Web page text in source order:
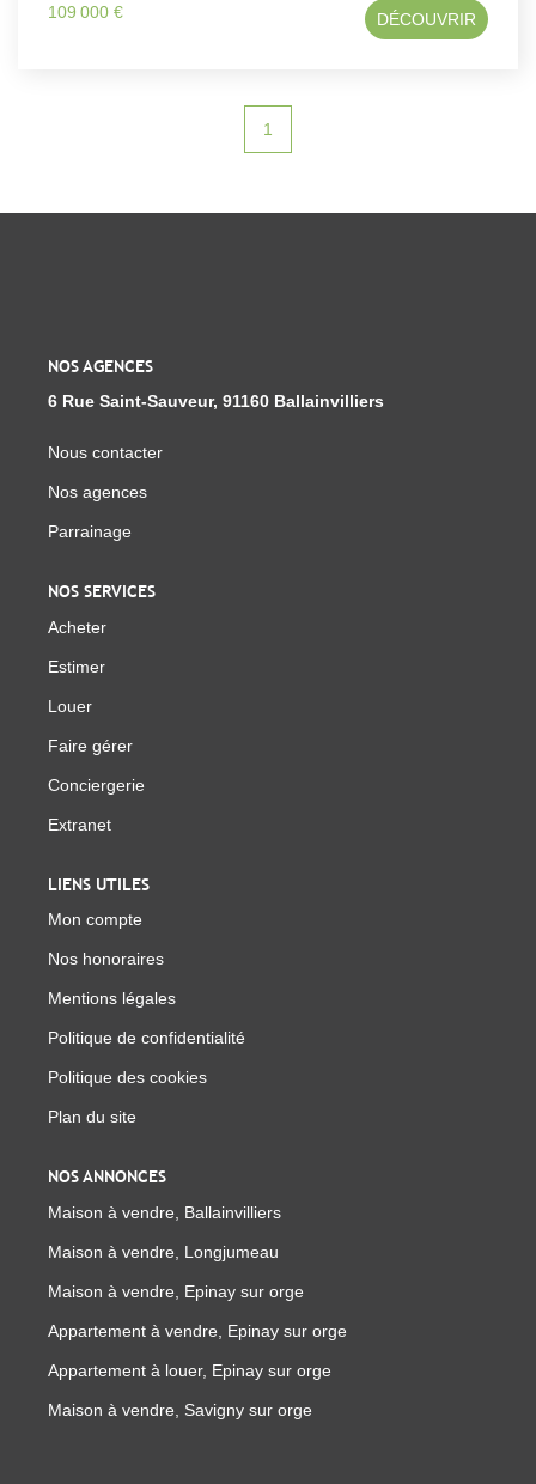
visiter ce bien : https://book.casap.com/fdcd506c-55f6-
109 000 € DÉCOUVRIR
1
NOS AGENCES
6 Rue Saint-Sauveur, 91160 Ballainvilliers
Nous contacter
Nos agences
Parrainage
NOS SERVICES
Acheter
Estimer
Louer
Faire gérer
Conciergerie
Extranet
LIENS UTILES
Mon compte
Nos honoraires
Mentions légales
Politique de confidentialité
Politique des cookies
Plan du site
NOS ANNONCES
Maison à vendre, Ballainvilliers
Maison à vendre, Longjumeau
Maison à vendre, Epinay sur orge
Appartement à vendre, Epinay sur orge
Appartement à louer, Epinay sur orge
Maison à vendre, Savigny sur orge